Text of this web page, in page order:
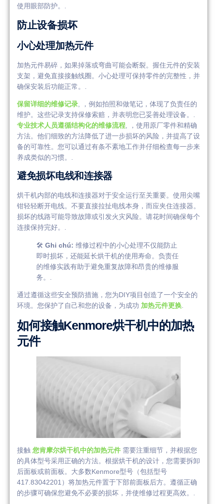
使用眼部防护。.
防止设备损坏
小心处理加热元件
加热元件易碎，如果掉落或弯曲可能会断裂。握住元件的安装
支架，避免直接接触线圈。小心处理可保持零件的完整性，并
确保安装后功能正常。.
保留详细的维修记录 , ，例如拍照和做笔记，体现了负责任的
维护。这些记录支持保修索赔，并表明您已妥善处理设备。.
专业技术人员遵循结构化的维修流程 , ，使用原厂零件和精确
方法。他们细致的方法降低了进一步损坏的风险，并提高了设
备的可靠性。您可以通过有条不紊地工作并仔细检查每一步来
养成类似的习惯。.
避免损坏电线和连接器
烘干机内部的电线和连接器对于安全运行至关重要。使用尖嘴
钳轻轻断开电线。不要直接拉扯电线本身，而应夹住连接器。
损坏的线路可能导致故障或引发火灾风险。请花时间确保每个
连接保持完好。.
🛠️ Ghi chú: 维修过程中的小心处理不仅能防止
即时损坏，还能延长烘干机的使用寿命。负责任
的维修实践有助于避免重复故障和昂贵的维修服
务。.
通过遵循这些安全预防措施，您为DIY项目创造了一个安全的
环境。您保护了自己和您的设备，为成功 加热元件更换
如何接触Kenmore烘干机中的加热
元件
接触 您肯摩尔烘干机中的加热元件 需要注重细节，并根据您
的具体型号采用正确的方法。根据烘干机的设计，您需要拆卸
后面板或前面板。大多数Kenmore型号（包括型号
417.83042201）将加热元件置于下部前面板后方。遵循正确
的步骤可确保您避免不必要的损坏，并使维修过程更高效。.